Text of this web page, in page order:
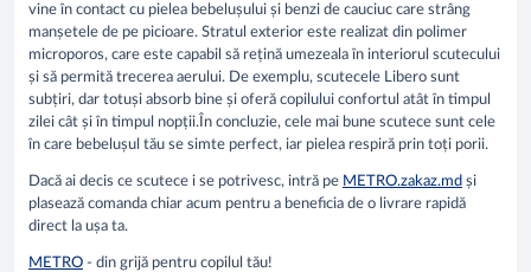
vine în contact cu pielea bebelușului și benzi de cauciuc care strâng
manșetele de pe picioare. Stratul exterior este realizat din polimer
microporos, care este capabil să rețină umezeala în interiorul scutecului
și să permită trecerea aerului. De exemplu, scutecele Libero sunt
subțiri, dar totuși absorb bine și oferă copilului confortul atât în timpul
zilei cât și în timpul nopții.În concluzie, cele mai bune scutece sunt cele
în care bebelușul tău se simte perfect, iar pielea respiră prin toți porii.
Dacă ai decis ce scutece i se potrivesc, intră pe METRO.zakaz.md și
plasează comanda chiar acum pentru a beneficia de o livrare rapidă
direct la ușa ta.
METRO - din grijă pentru copilul tău!